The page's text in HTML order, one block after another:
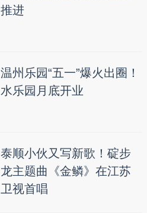
推进
温州乐园“五一”爆火出圈！
水乐园月底开业
泰顺小伙又写新歌！碇步
龙主题曲《金鳞》在江苏
卫视首唱